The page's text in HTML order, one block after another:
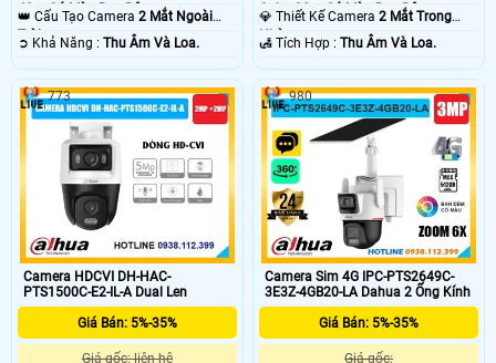
40m Có Màu Ban Ðêm.
👑 Cấu Tạo Camera 2 Mắt Ngoài
Trời.
️➲ Khả Năng : Thu Âm Và Loa.
Color 30m Có Màu Ban Ðêm.
💎 Thiết Kế Camera2 Mắt Trong
Nhà.
️🛃 Tích Hợp :Thu Âm Và Loa.
Camera HDCVI DH-HAC-
PTS1500C-E2-IL-A Dual Len
Giá Bán: 5%-35%
Giá gốc: liên hệ
773
Camera Sim 4G IPC-PTS2649C-
3E3Z-4GB20-LA Dahua 2 Ống Kính
Giá Bán: 5%-35%
Giá gốc:
980